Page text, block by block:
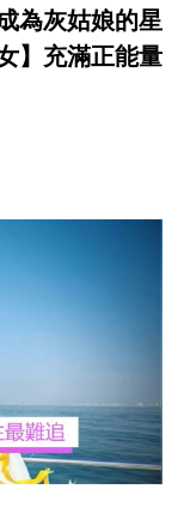
為灰姑娘的星
】充滿正能量